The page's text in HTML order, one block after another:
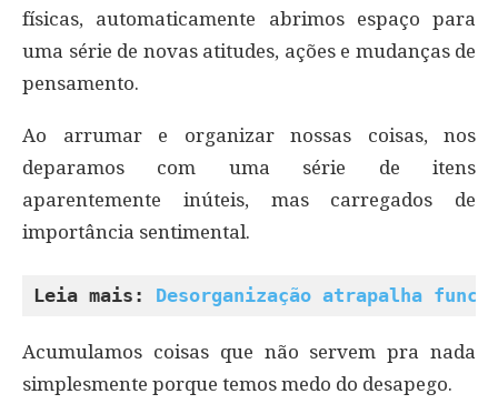
físicas, automaticamente abrimos espaço para
uma série de novas atitudes, ações e mudanças de
pensamento.
Ao arrumar e organizar nossas coisas, nos
deparamos com uma série de itens
aparentemente inúteis, mas carregados de
importância sentimental.
Leia mais: Desorganização atrapalha
Acumulamos coisas que não servem pra nada
simplesmente porque temos medo do desapego.